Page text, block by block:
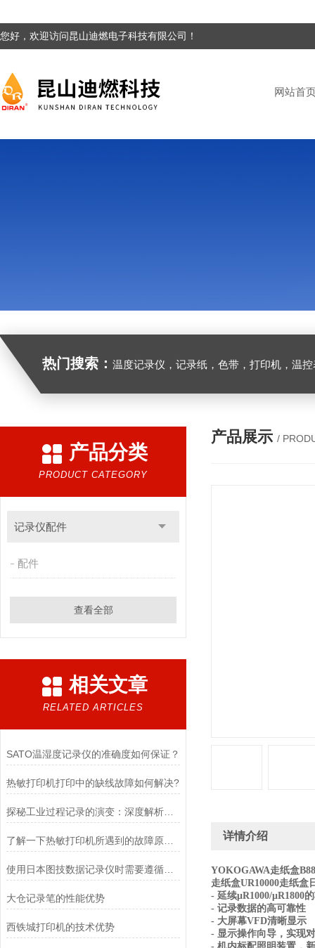
您好，欢迎访问昆山迪燃电子科技有限公司！
网站首
热门搜索： 温度记录仪，记录纸，色带，打印机，温控表
产品分类
PRODUCT CATEGORY
记录仪配件
配件
查看全部
相关文章
RELATED ARTICLES
SATO温湿度记录仪的准确度如何保证？
热敏打印机打印中的缺线故障如何解决?
探秘工业过程记录的演变：深度解析HONEYWELL记录纸的显色机制与日常保养操作
了解一下热敏打印机所遇到的故障原因吧
使用日本图技数据记录仪时需要遵循哪些原则
大仓记录笔的性能优势
西铁城打印机的技术优势
产品展示 /
详情介绍
YOKOGAWA走纸盒
走纸盒UR10000走纸盒
- 延续μR1000/μR1800
- 记录数据的高可靠性
- 大屏幕VFD清晰显示
- 显示操作向导，实现